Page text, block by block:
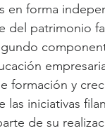
en forma
del patrimonio
formación y
las iniciativas
de su